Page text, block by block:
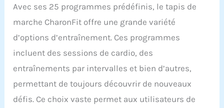
Avec ses 25 programmes prédéfinis, le tapis de
marche CharonFit offre une grande variété
d’options d’entraînement. Ces programmes
incluent des sessions de cardio, des
entraînements par intervalles et bien d’autres,
permettant de toujours découvrir de nouveaux
défis. Ce choix vaste permet aux utilisateurs de